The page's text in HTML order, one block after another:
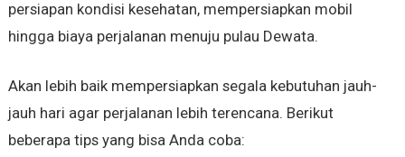
persiapan kondisi kesehatan, mempersiapkan mobil
hingga biaya perjalanan menuju pulau Dewata.
Akan lebih baik mempersiapkan segala kebutuhan jauh-
jauh hari agar perjalanan lebih terencana. Berikut
beberapa tips yang bisa Anda coba: